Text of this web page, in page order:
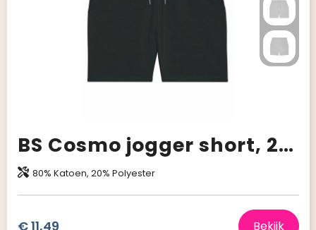
BS Cosmo jogger short, 280 gr/m²
80% Katoen, 20% Polyester
€ 11,49 Bekijk